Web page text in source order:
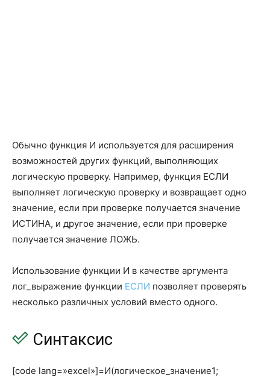
Обычно функция И используется для расширения
возможностей других функций, выполняющих
логическую проверку. Например, функция ЕСЛИ
выполняет логическую проверку и возвращает одно
значение, если при проверке получается значение
ИСТИНА, и другое значение, если при проверке
получается значение ЛОЖЬ.
Использование функции И в качестве аргумента
лог_выражение функции ЕСЛИ позволяет проверять
несколько различных условий вместо одного.
Синтаксис
[code lang=»excel»]=И(логическое_значение1;
АМОРУМ
АПЛ SLN
АСЧ SYD
БЗРАСПИС FVSCHEDULE
БС
ДАТАКУПОНДО COUPPCD
ДАТАКУПОНПОСЛЕ COUPNCD
ДДОБ